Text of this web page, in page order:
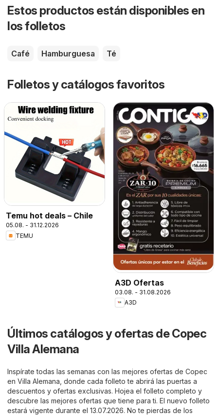
Estos productos están disponibles en
los folletos
Café Hamburguesa Té
Folletos y catálogos favoritos
Temu hot deals – Chile
05.08. - 31.12.2026
TEMU
A3D Ofertas
03.08. - 31.08.2026
A3D
Últimos catálogos y ofertas de Copec
Villa Alemana
Inspírate todas las semanas con las mejores ofertas de Copec
en Villa Alemana, donde cada folleto te abrirá las puertas a
descuentos y ofertas exclusivas. Hojea el folleto completo y
descubre las mejores ofertas que tiene para ti. El nuevo folleto
estará vigente durante el 13.07.2026. No te pierdas de los